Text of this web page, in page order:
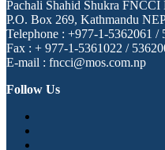
Pachali Shahid Shukra
P.O. Box 269, Kathmandu
Telephone : +977-1-5362061 /
Fax : + 977-1-5361022 /
E-mail : fncci@mos.com.np
Follow Us